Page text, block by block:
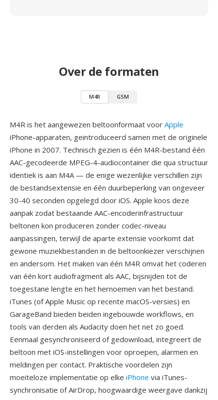
Over de formaten
M4R GSM
M4R is het aangewezen beltoonformaat voor Apple
iPhone-apparaten, geintroduceerd samen met de originele
iPhone in 2007. Technisch gezien is één M4R-bestand één
AAC-gecodeerde MPEG-4-audiocontainer die qua structuur
identiek is aan M4A — de enige wezenlijke verschillen zijn
de bestandsextensie en één duurbeperking van ongeveer
30-40 seconden opgelegd door iOS. Apple koos deze
aanpak zodat bestaande AAC-encoderinfrastructuur
beltonen kon produceren zonder codec-niveau
aanpassingen, terwijl de aparte extensie voorkomt dat
gewone muziekbestanden in de beltoonkiezer verschijnen
en andersom. Het maken van één M4R omvat het coderen
van één kort audiofragment als AAC, bijsnijden tot de
toegestane lengte en het hernoemen van het bestand.
iTunes (of Apple Music op recente macOS-versies) en
GarageBand bieden beiden ingebouwde workflows, en
tools van derden als Audacity doen het net zo goed.
Eenmaal gesynchroniseerd of gedownload, integreert de
beltoon met iOS-instellingen voor oproepen, alarmen en
meldingen per contact. Praktische voordelen zijn
moeiteloze implementatie op elke iPhone via iTunes-
synchronisatie of AirDrop, hoogwaardige weergave dankzij